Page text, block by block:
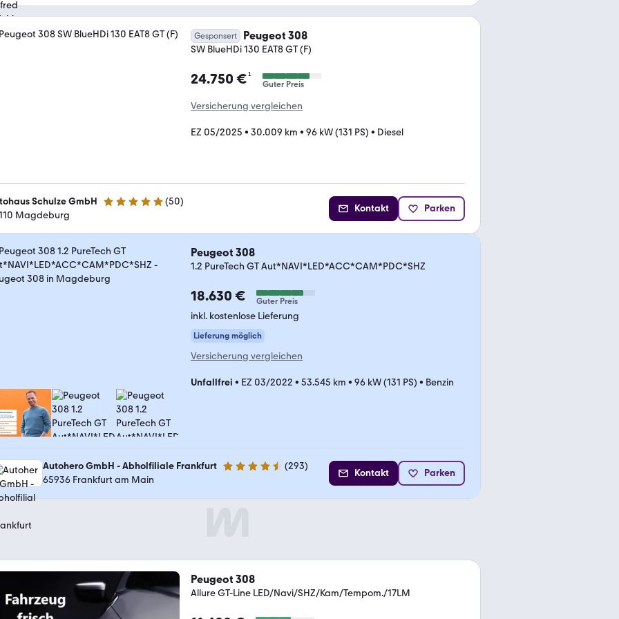
Gesponsert Peugeot 308
SW BlueHDi 130 EAT8 GT (F)
24.750 €¹
Guter Preis
Versicherung vergleichen
EZ 05/2025 • 30.009 km • 96 kW (131 PS) • Diesel
Schulze GmbH 4.8 Sterne (50)
Magdeburg
Kontakt Parken
Peugeot 308
1.2 PureTech GT Aut*NAVI*LED*ACC*CAM*PDC*SHZ
18.630 € Guter Preis
inkl. kostenlose Lieferung
Lieferung möglich
Versicherung vergleichen
Unfallfrei • EZ 03/2022 • 53.545 km • 96 kW (131 PS) • Benzin
Autohero GmbH - Abholfiliale Frankfurt 4.6 Sterne (293)
65936 Frankfurt am Main
Kontakt Parken
Peugeot 308
Allure GT-Line LED/Navi/SHZ/Kam/Tempom./17LM